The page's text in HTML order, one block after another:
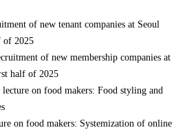
of new tenant companies at Seoul
of 2025
of new membership companies at
half of 2025
on food makers: Food styling and
on food makers: Systemization of online